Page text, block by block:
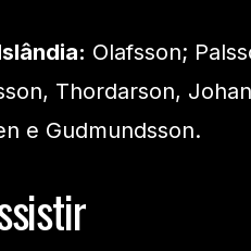
Olafsson;
Thordarson,
e Gudmundsson.